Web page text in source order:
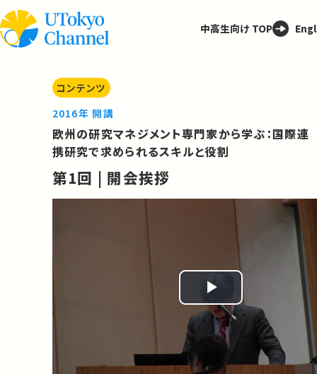
中高生向け TOP
コンテンツ
2016年 開講
欧州の研究マネジメント専門家から学ぶ：国際連
携研究で求められるスキルと役割
第1回 | 開会挨拶
Play
Video